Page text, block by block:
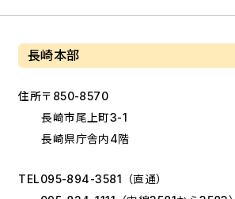
長崎本部
住所〒850-8570
長崎市尾上町3-1
長崎県庁舎内4階
TEL095-894-3581 （直通）